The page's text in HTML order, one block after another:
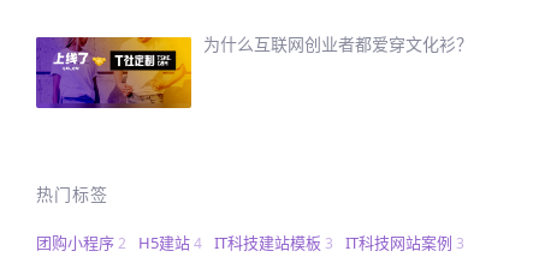
为什么互联网创业者都爱穿文化衫？
热门标签
团购小程序2 H5建站4 IT科技建站模板 3 IT科技网站案例 3